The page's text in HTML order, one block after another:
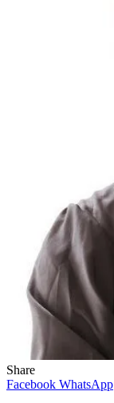
Share
Facebook WhatsApp